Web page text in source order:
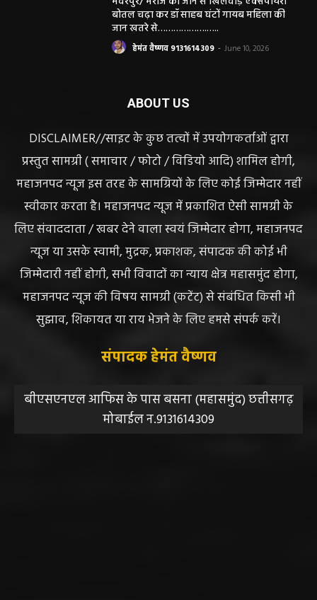
बोतल चढ़ा कर डॉ साहब घंटों गायब महिला की
जान खतरे से……………….…..
हेमंत वैष्णव 9131614309 - June 10, 2026
ABOUT US
DISCLAIMER//साइट के कुछ तत्वों में उपयोगकर्ताओं द्वारा
प्रस्तुत सामग्री ( समाचार / फोटो / विडियो आदि) शामिल होगी,
महाजनपद न्यूज इस तरह के सामग्रियों के लिए कोई जिम्मेदार नहीं
स्वीकार करता है। महाजनपद न्यूज में प्रकाशित ऐसी सामग्री के
लिए संवाददाता / खबर देने वाला स्वयं जिम्मेदार होगा, महाजनपद
न्यूज या उसके स्वामी, मुद्रक, प्रकाशक, संपादक की कोई भी
जिम्मेदारी नहीं होगी, सभी विवादों का न्याय क्षेत्र महासमुंद होगा,
महाजनपद न्यूज की विषय सामग्री (कटेंट) से संबंधित किसी भी
सुझाव, शिकायत या राय भेजने के लिए हमसे संपर्क करें।
संपादक हेमंत वैष्णव
बीएसएनएल आफिस के पास बसना (महासमुंद) छत्तीसगढ़
मोबाईल न.9131614309